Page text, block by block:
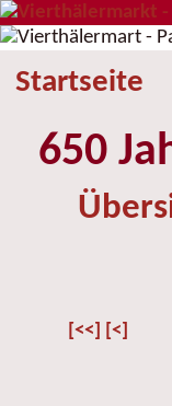
Startseite
650
[<<] [<]